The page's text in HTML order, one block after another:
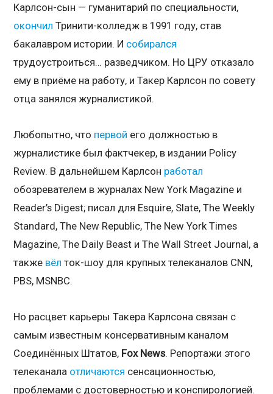
Карлсон-сын — гуманитарий по специальности,
окончил Тринити-колледж в 1991 году, став
бакалавром истории. И собирался
трудоустроиться… разведчиком. Но ЦРУ отказало
ему в приёме на работу, и Такер Карлсон по совету
отца занялся журналистикой.
Любопытно, что первой его должностью в
журналистике был фактчекер, в издании Policy
Review. В дальнейшем Карлсон работал
обозревателем в журналах New York Magazine и
Reader’s Digest; писал для Esquire, Slate, The Weekly
Standard, The New Republic, The New York Times
Magazine, The Daily Beast и The Wall Street Journal, а
также вёл ток-шоу для крупных телеканалов CNN,
PBS, MSNBC.
Но расцвет карьеры Такера Карлсона связан с
самым известным консервативным каналом
Соединённых Штатов, Fox News. Репортажи этого
телеканала отличаются сенсационностью,
проблемами с достоверностью и конспирологией.